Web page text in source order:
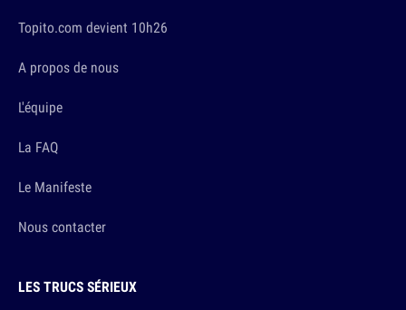
Topito.com devient 10h26
A propos de nous
L'équipe
La FAQ
Le Manifeste
Nous contacter
LES TRUCS SÉRIEUX